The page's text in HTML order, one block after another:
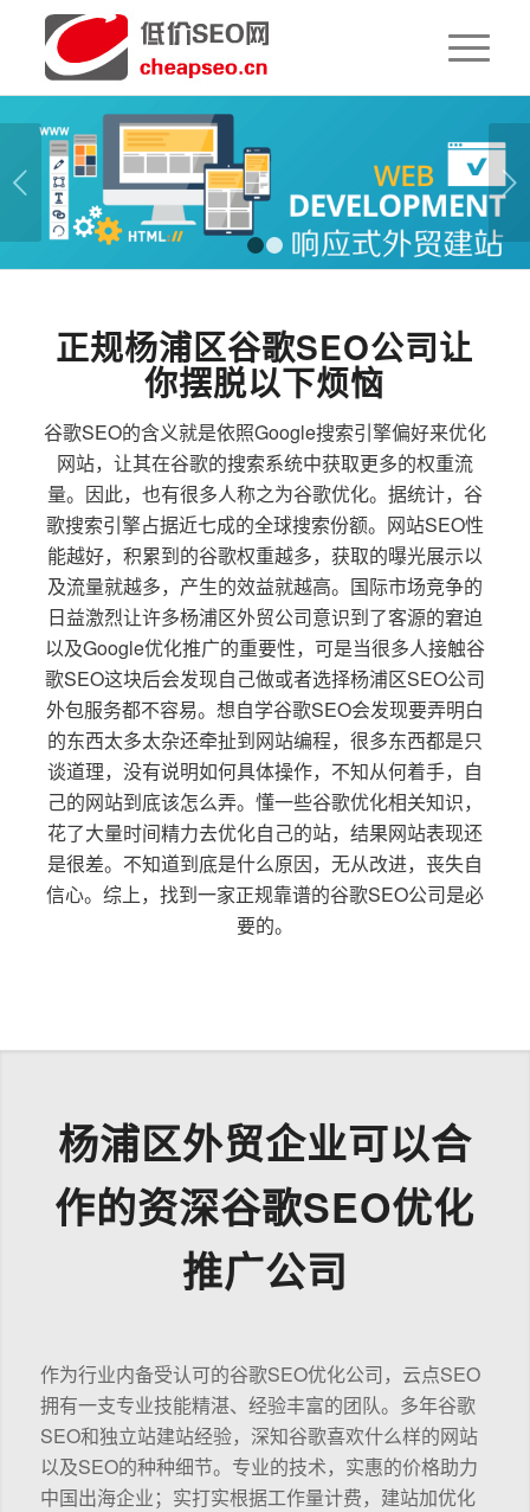
下一页
1 2
正规杨浦区谷歌SEO公司让
你摆脱以下烦恼
谷歌SEO的含义就是依照Google搜索引擎偏好来优化
网站，让其在谷歌的搜索系统中获取更多的权重流
量。因此，也有很多人称之为谷歌优化。据统计，谷
歌搜索引擎占据近七成的全球搜索份额。网站SEO性
能越好，积累到的谷歌权重越多，获取的曝光展示以
及流量就越多，产生的效益就越高。国际市场竞争的
日益激烈让许多杨浦区外贸公司意识到了客源的窘迫
以及Google优化推广的重要性，可是当很多人接触谷
歌SEO这块后会发现自己做或者选择杨浦区SEO公司
外包服务都不容易。想自学谷歌SEO会发现要弄明白
的东西太多太杂还牵扯到网站编程，很多东西都是只
谈道理，没有说明如何具体操作，不知从何着手，自
己的网站到底该怎么弄。懂一些谷歌优化相关知识，
花了大量时间精力去优化自己的站，结果网站表现还
是很差。不知道到底是什么原因，无从改进，丧失自
信心。综上，找到一家正规靠谱的谷歌SEO公司是必
要的。
杨浦区外贸企业可以合
作的资深谷歌SEO优化
推广公司
作为行业内备受认可的谷歌SEO优化公司，云点SEO
拥有一支专业技能精湛、经验丰富的团队。多年谷歌
SEO和独立站建站经验，深知谷歌喜欢什么样的网站
以及SEO的种种细节。专业的技术，实惠的价格助力
中国出海企业；实打实根据工作量计费，建站加优化